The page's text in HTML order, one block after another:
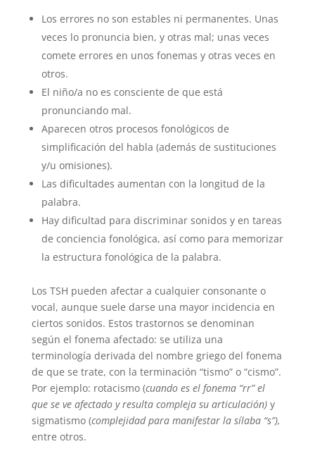
Los errores no son estables ni permanentes. Unas
veces lo pronuncia bien, y otras mal; unas veces
comete errores en unos fonemas y otras veces en
otros.
El niño/a no es consciente de que está
pronunciando mal.
Aparecen otros procesos fonológicos de
simplificación del habla (además de sustituciones
y/u omisiones).
Las dificultades aumentan con la longitud de la
palabra.
Hay dificultad para discriminar sonidos y en tareas
de conciencia fonológica, así como para memorizar
la estructura fonológica de la palabra.
Los TSH pueden afectar a cualquier consonante o
vocal, aunque suele darse una mayor incidencia en
ciertos sonidos. Estos trastornos se denominan
según el fonema afectado: se utiliza una
terminología derivada del nombre griego del fonema
de que se trate, con la terminación “tismo” o “cismo”.
Por ejemplo: rotacismo (cuando es el fonema “rr” el
que se ve afectado y resulta compleja su articulación) y
sigmatismo (complejidad para manifestar la sílaba “s”),
entre otros.